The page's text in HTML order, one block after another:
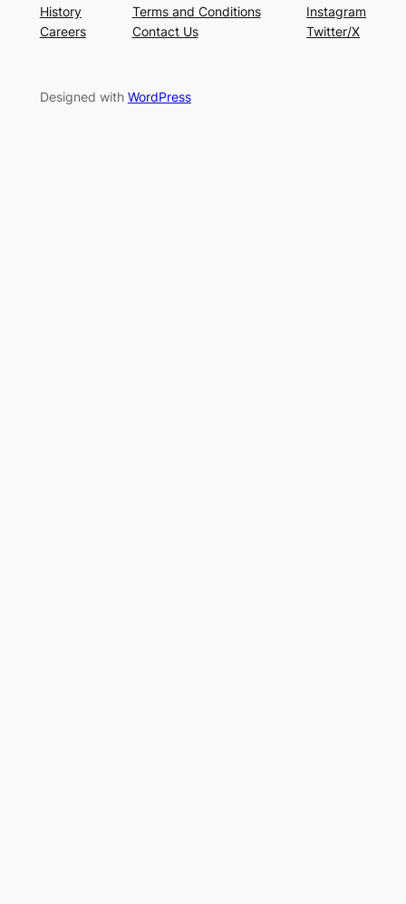
History
Careers
Terms and Conditions
Contact Us
Instagram
Twitter/X
Designed with WordPress